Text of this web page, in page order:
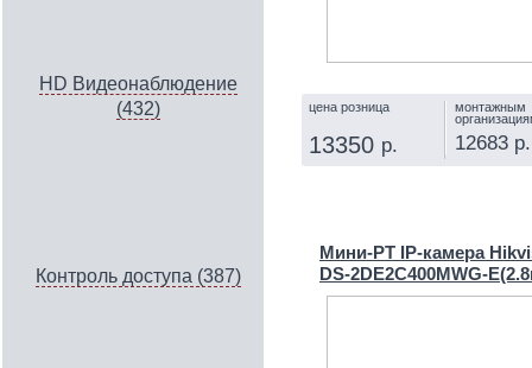
HD Видеонаблюдение
(432)
Контроль доступа (387)
цена розница
13350 р.
монтажным
12683 р.
Мини-PT IP‑камера
DS-2DE2C400MWG-